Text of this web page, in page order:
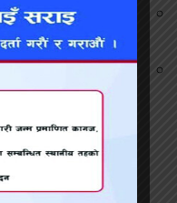
मै हिटलर र
फ्रान्सलाई
पनि त्यस्तै
सामेल भएको
अस्ट्रिया,